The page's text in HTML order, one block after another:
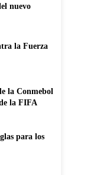
nuevo
la Fuerza
la Conmebol
la FIFA
para los